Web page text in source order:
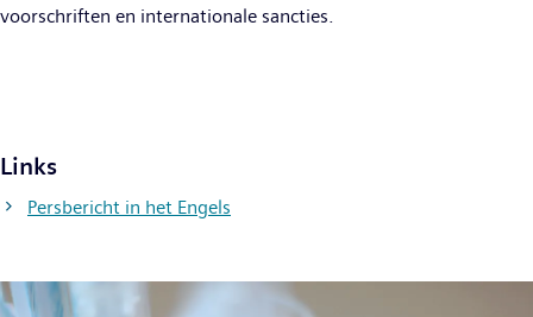
voorschriften en internationale sancties.
Links
Persbericht in het Engels